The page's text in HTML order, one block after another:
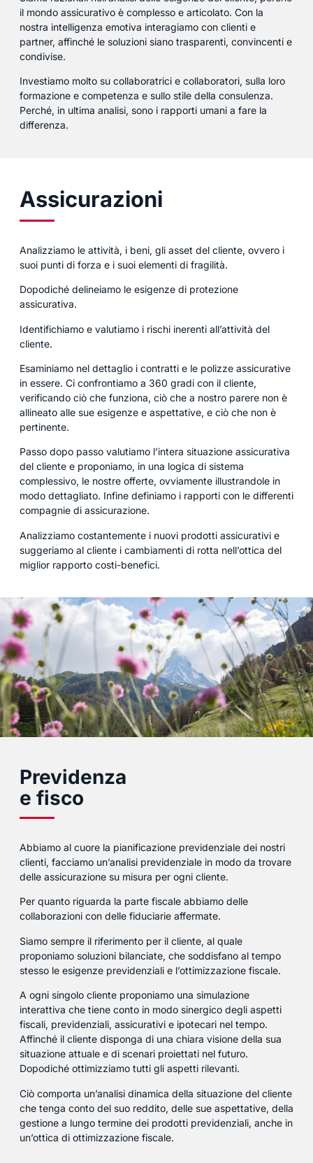
il mondo assicurativo è complesso e articolato. Con la
nostra intelligenza emotiva interagiamo con clienti e
partner, affinché le soluzioni siano trasparenti, convincenti e
condivise.
Investiamo molto su collaboratrici e collaboratori, sulla loro
formazione e competenza e sullo stile della consulenza.
Perché, in ultima analisi, sono i rapporti umani a fare la
differenza.
Assicurazioni
Analizziamo le attività, i beni, gli asset del cliente, ovvero i
suoi punti di forza e i suoi elementi di fragilità.
Dopodiché delineiamo le esigenze di protezione
assicurativa.
Identifichiamo e valutiamo i rischi inerenti all’attività del
cliente.
Esaminiamo nel dettaglio i contratti e le polizze assicurative
in essere. Ci confrontiamo a 360 gradi con il cliente,
verificando ciò che funziona, ciò che a nostro parere non è
allineato alle sue esigenze e aspettative, e ciò che non è
pertinente.
Passo dopo passo valutiamo l’intera situazione assicurativa
del cliente e proponiamo, in una logica di sistema
complessivo, le nostre offerte, ovviamente illustrandole in
modo dettagliato. Infine definiamo i rapporti con le differenti
compagnie di assicurazione.
Analizziamo costantemente i nuovi prodotti assicurativi e
suggeriamo al cliente i cambiamenti di rotta nell’ottica del
miglior rapporto costi-benefici.
Previdenza
e fisco
Abbiamo al cuore la pianificazione previdenziale dei nostri
clienti, facciamo un’analisi previdenziale in modo da trovare
delle assicurazione su misura per ogni cliente.
Per quanto riguarda la parte fiscale abbiamo delle
collaborazioni con delle fiduciarie affermate.
Siamo sempre il riferimento per il cliente, al quale
proponiamo soluzioni bilanciate, che soddisfano al tempo
stesso le esigenze previdenziali e l’ottimizzazione fiscale.
A ogni singolo cliente proponiamo una simulazione
interattiva che tiene conto in modo sinergico degli aspetti
fiscali, previdenziali, assicurativi e ipotecari nel tempo.
Affinché il cliente disponga di una chiara visione della sua
situazione attuale e di scenari proiettati nel futuro.
Dopodiché ottimizziamo tutti gli aspetti rilevanti.
Ciò comporta un’analisi dinamica della situazione del cliente
che tenga conto del suo reddito, delle sue aspettative, della
gestione a lungo termine dei prodotti previdenziali, anche in
un’ottica di ottimizzazione fiscale.